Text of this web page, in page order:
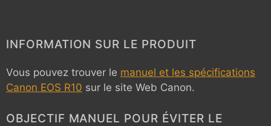
INFORMATION SUR LE PRODUIT
Vous pouvez trouver le manuel et les spécifications
Canon EOS R10 sur le site Web Canon.
OBJECTIF MANUEL POUR ÉVITER LE